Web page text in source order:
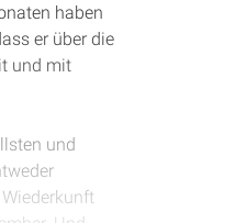
haben
er über die
und mit
und